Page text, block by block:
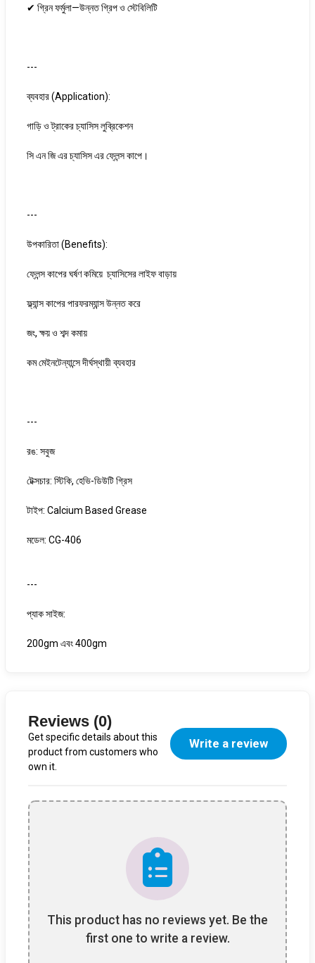
✔ গ্রিন ফর্মুলা—উন্নত গ্রিপ ও স্টেবিলিটি
---
ব্যবহার (Application):
গাড়ি ও ট্রাকের চ্যাসিস লুব্রিকেশন
সি এন জি এর চ্যাসিস এর ফ্লেন্স কাপে।
---
উপকারিতা (Benefits):
ফ্লেন্স কাপের ঘর্ষণ কমিয়ে চ্যাসিসের লাইফ বাড়ায়
ফ্ল্যান্স কাপের পারফরম্যান্স উন্নত করে
জং, ক্ষয় ও শব্দ কমায়
কম মেইনটেন্যান্সে দীর্ঘস্থায়ী ব্যবহার
---
রঙ: সবুজ
টেক্সচার: স্টিকি, হেভি-ডিউটি গ্রিস
টাইপ: Calcium Based Grease
মডেল: CG-406
---
প্যাক সাইজ:
200gm এবং 400gm
Reviews (0)
Get specific details about this
product from customers who
own it.
Write a review
This product has no reviews yet. Be the
first one to write a review.